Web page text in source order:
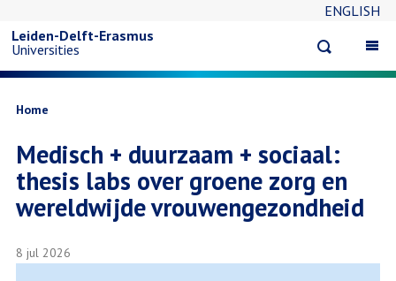
naar
inhoud
ENGLISH
search
Leiden-Delft-Erasmus
Universities
Kruimelpad
Home
Medisch + duurzaam + sociaal:
thesis labs over groene zorg en
wereldwijde vrouwengezondheid
8 jul 2026